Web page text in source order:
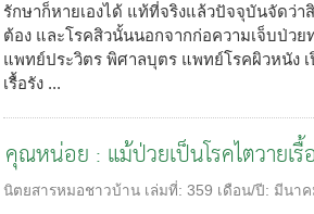
รักษาก็หายเองได้ แท้ที่จริงแล้วปัจจุบันจัดว่า
ต้อง และโรคสิวนั้นนอกจากก่อความเจ็บป่วย
แพทย์ประวิตร พิศาลบุตร แพทย์โรคผิวหนัง
เรื้อรัง ...
คุณหน่อย : แม้ป่วยเป็นโรคไตวายเ
นิตยสารหมอชาวบ้าน เล่มที่: 359 เดือน/ปี: มีนาค